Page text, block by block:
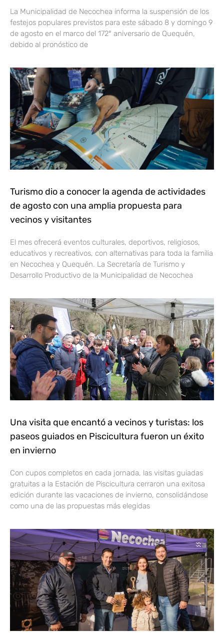
La Municipalidad de Necochea informa la suspensión de los
festejos populares previstos para este sábado 8 y domingo 9
de agosto en el marco del 172° aniversario de Quequén,
debido al pronóstico de
Turismo dio a conocer la agenda de actividades
de agosto con una amplia propuesta para
vecinos y visitantes
El mes ofrecerá eventos culturales, deportivos, religiosos,
educativos y recreativos, con alternativas para toda la familia
en Necochea y Quequén. La Secretaría de Turismo y
Desarrollo Productivo de la Municipalidad de Necochea
Una visita que encantó a vecinos y turistas: los
paseos guiados en Piscicultura fueron un éxito
en invierno
Con cupos completos en cada jornada, las visitas guiadas
gratuitas a la Estación de Piscicultura cerraron una exitosa
edición durante las vacaciones de invierno, consolidándose
como una de las propuestas más elegidas